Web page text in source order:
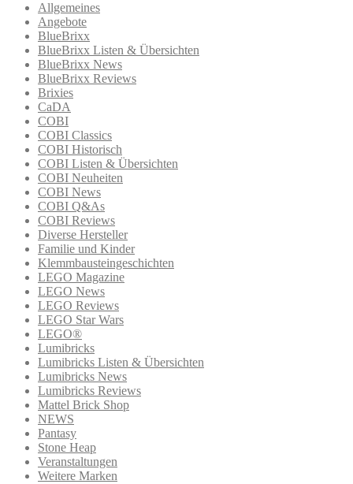
Allgemeines
Angebote
BlueBrixx
BlueBrixx Listen & Übersichten
BlueBrixx News
BlueBrixx Reviews
Brixies
CaDA
COBI
COBI Classics
COBI Historisch
COBI Listen & Übersichten
COBI Neuheiten
COBI News
COBI Q&As
COBI Reviews
Diverse Hersteller
Familie und Kinder
Klemmbausteingeschichten
LEGO Magazine
LEGO News
LEGO Reviews
LEGO Star Wars
LEGO®
Lumibricks
Lumibricks Listen & Übersichten
Lumibricks News
Lumibricks Reviews
Mattel Brick Shop
NEWS
Pantasy
Stone Heap
Veranstaltungen
Weitere Marken